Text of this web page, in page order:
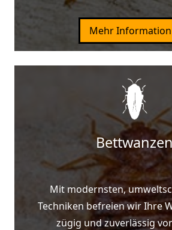
Mehr Information
Mit modernsten,
Techniken befreien wir Ihre
zügig und zuverlässig